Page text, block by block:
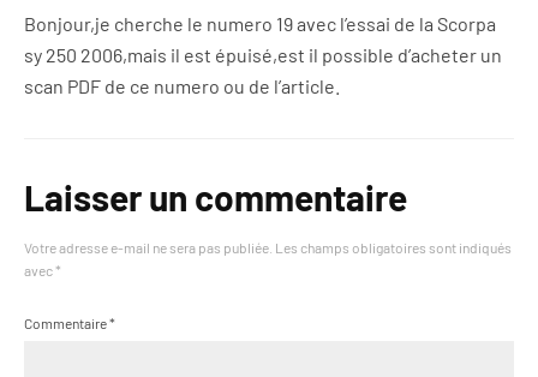
Bonjour,je cherche le numero 19 avec l’essai de la Scorpa
sy 250 2006,mais il est épuisé,est il possible d’acheter un
scan PDF de ce numero ou de l’article.
Laisser un commentaire
Votre adresse e-mail ne sera pas publiée. Les champs obligatoires sont indiqués
avec *
Commentaire*